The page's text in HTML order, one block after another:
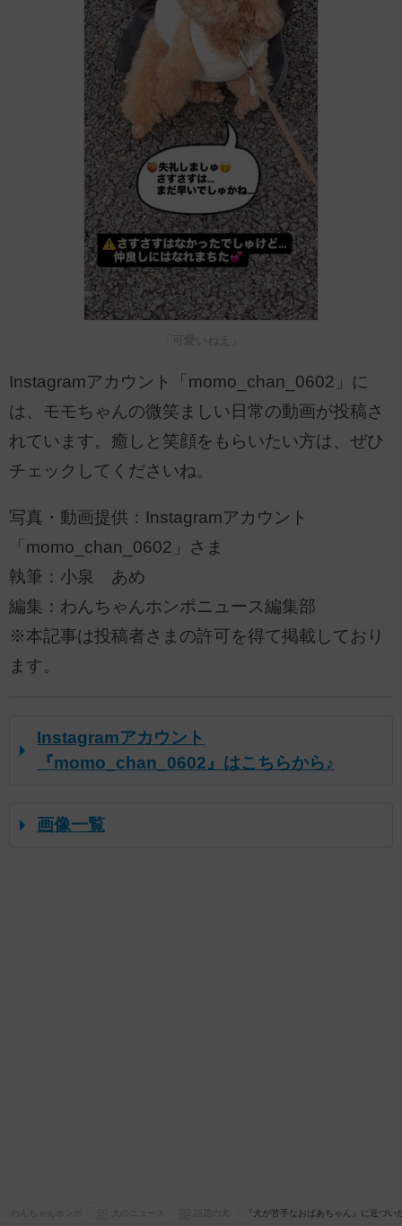
「可愛いねえ」
Instagramアカウント「momo_chan_0602」に
は、モモちゃんの微笑ましい日常の動画が投稿さ
れています。癒しと笑顔をもらいたい方は、ぜひ
チェックしてくださいね。
写真・動画提供：Instagramアカウント
「momo_chan_0602」さま
執筆：小泉 あめ
編集：わんちゃんホンポニュース編集部
※本記事は投稿者さまの許可を得て掲載しており
ます。
Instagramアカウント
『momo_chan_0602』はこちらから♪
画像一覧
『犬が苦手なおばあちゃん』に近づ